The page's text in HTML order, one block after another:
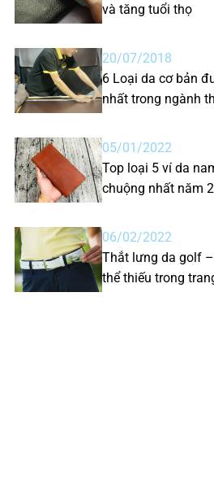
và tăng tuổi thọ
20/07/2018
6 Loại da cơ bản
nhất trong ngành
05/01/2022
Top loại 5 ví da
chuộng nhất năm
06/02/2022
Thắt lưng da golf
thể thiếu trong